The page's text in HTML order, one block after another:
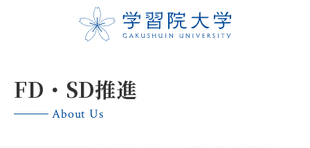
FD・SD推進
About Us